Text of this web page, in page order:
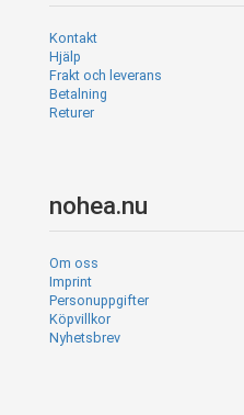
Kontakt
Hjälp
Frakt och leverans
Betalning
Returer
nohea.nu
Om oss
Imprint
Personuppgifter
Köpvillkor
Nyhetsbrev